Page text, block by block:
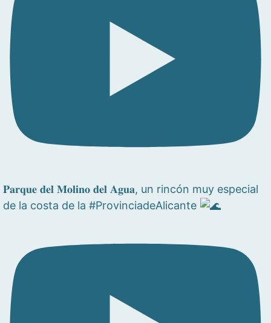
𝐏𝐚𝐫𝐪𝐮𝐞 𝐝𝐞𝐥 𝐌𝐨𝐥𝐢𝐧𝐨 𝐝𝐞𝐥 𝐀𝐠𝐮𝐚, un rincón muy especial
de la costa de la #ProvinciadeAlicante